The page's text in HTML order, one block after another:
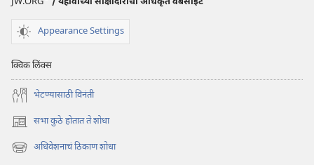
Appearance Settings
क्विक लिंक्स
भेटण्यासाठी विनंती
सभा कुठे होतात ते शोधा
(opens
new
window)
अधिवेशनाचं ठिकाण शोधा
(opens